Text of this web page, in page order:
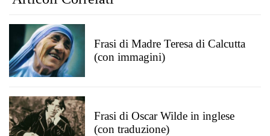
Frasi di Madre Teresa di Calcutta
(con immagini)
Frasi di Oscar Wilde in inglese
(con traduzione)